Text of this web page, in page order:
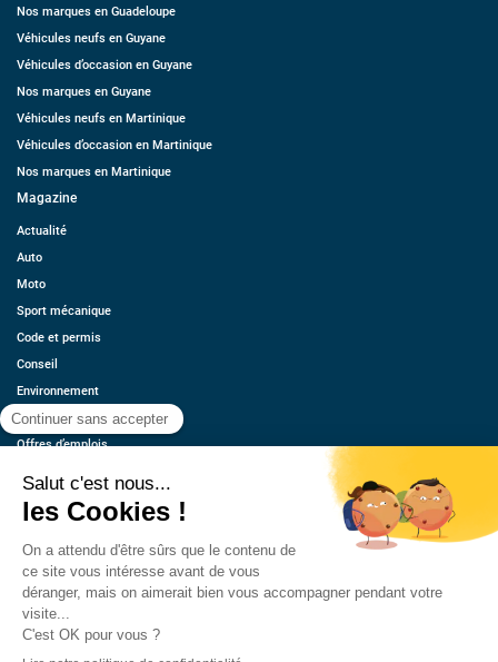
Nos marques en Guadeloupe
Véhicules neufs en Guyane
Véhicules d’occasion en Guyane
Nos marques en Guyane
Véhicules neufs en Martinique
Véhicules d’occasion en Martinique
Nos marques en Martinique
Magazine
Actualité
Auto
Moto
Sport mécanique
Code et permis
Conseil
Environnement
Économie
Offres d’emplois
Contact
Estimez votre voiture
Mentions légales
CGU